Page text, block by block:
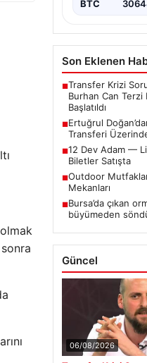
BTC
Son Eklenen
■Transfer Krizi
Burhan Can Terzi
Başlatıldı
■Ertuğrul
Transferi
■12 Dev Adam —
Biletler Satışta
■Outdoor
Mekanları
■Bursa’da çıkan
büyümeden
Güncel
06/08/2026